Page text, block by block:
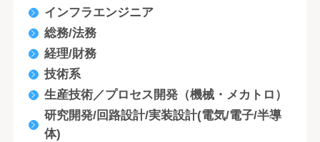
インフラエンジニア
総務/法務
経理/財務
技術系
生産技術／プロセス開発（機械・メカトロ）
研究開発/回路設計/実装設計(電気/電子/半導
体)